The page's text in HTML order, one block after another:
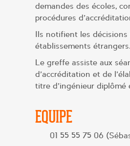
demandes des écoles,
procédures
Ils notifient les décisions
établissements étrangers.
Le greffe assiste aux
d’accréditation et de
titre d’ingénieur diplômé
EQUIPE
01 55 55 75 06